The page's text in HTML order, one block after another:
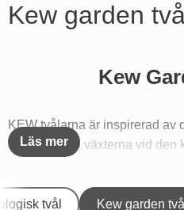
Kew garden
Läs mer
Kew
KEW tvålarna är inspirerad av
blommor och växterna vid den
KEW Gardens tvålar är
Underkategorier
tvål Kew garden tvål